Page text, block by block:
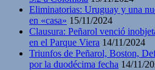
Eliminatorias: Uruguay y una
en «casa» 15/11/2024
Clausura: Peñarol venció
en el Parque Viera 14/11/2024
Triunfos de Peñarol, Boston,
por la duodécima fecha 14/11/